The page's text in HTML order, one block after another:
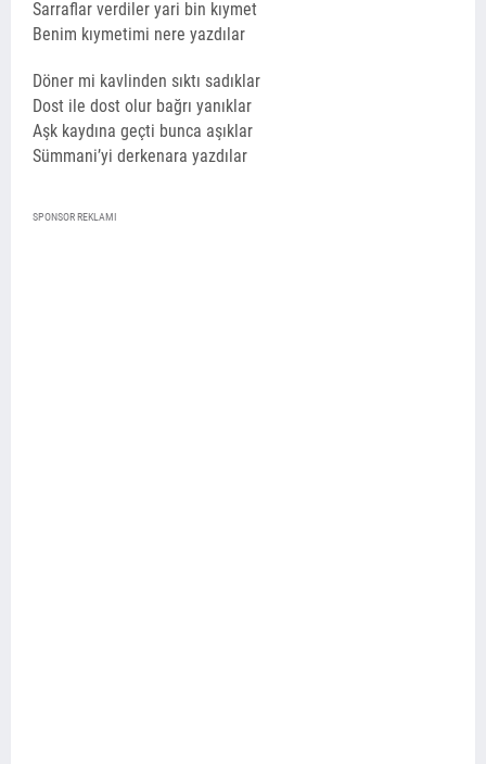
Sarraflar verdiler yari bin kıymet
Benim kıymetimi nere yazdılar
Döner mi kavlinden sıktı sadıklar
Dost ile dost olur bağrı yanıklar
Aşk kaydına geçti bunca aşıklar
Sümmani’yi derkenara yazdılar
SPONSOR REKLAMI